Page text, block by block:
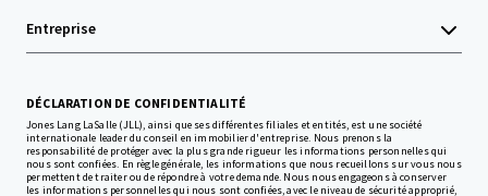
Entreprise
DÉCLARATION DE CONFIDENTIALITÉ
Jones Lang LaSalle (JLL), ainsi que ses différentes filiales et entités, est une société
internationale leader du conseil en immobilier d'entreprise. Nous prenons la
responsabilité de protéger avec la plus grande rigueur les informations personnelles qui
nous sont confiées. En règle générale, les informations que nous recueillons sur vous nous
permettent de traiter ou de répondre à votre demande. Nous nous engageons à conserver
les informations personnelles qui nous sont confiées, avec le niveau de sécurité approprié,